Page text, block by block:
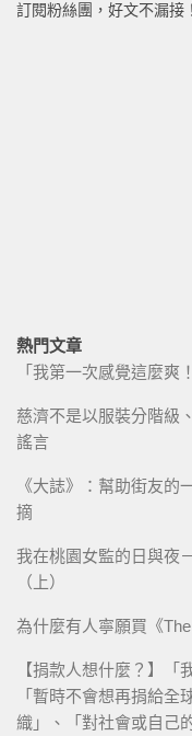
訂閱粉絲團，好文不漏接！
熱門文章
「我第一次感覺這麼
慈濟不是以服裝分階級
謠言
《大誌》：幫助街友的
摘
我在桃園女監的日與夜
（上）
為什麼有人寧願買《
【捐款人想什麼？】「
「暫時不會想再捐給全
織」、「對社會或自己